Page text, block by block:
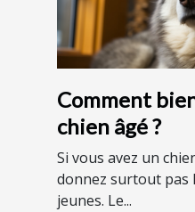
Comment
chien âgé ?
Si vous avez un
donnez surtout pas
jeunes. Le...